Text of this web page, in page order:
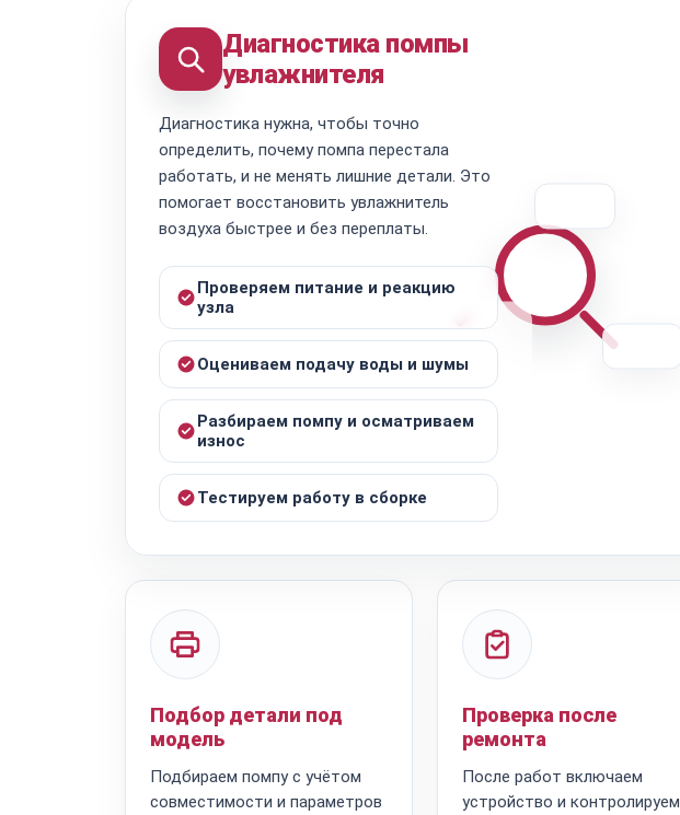
Диагностика помпы
увлажнителя
Диагностика нужна, чтобы точно
определить, почему помпа перестала
работать, и не менять лишние детали. Это
помогает восстановить увлажнитель
воздуха быстрее и без переплаты.
Проверяем питание и реакцию
узла
Оцениваем подачу воды и шумы
Разбираем помпу и осматриваем
износ
Тестируем работу в сборке
Подбор детали под
модель
Подбираем помпу с учётом
совместимости и параметров
Проверка после
ремонта
После работ включаем
устройство и контролируем